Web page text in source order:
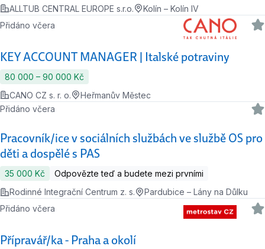
ALLTUB CENTRAL EUROPE s.r.o. Kolín – Kolín IV
KEY ACCOUNT MANAGER | Italské potraviny
Přidáno včera
80 000 ‍–‍ 90 000 Kč
CANO CZ s. r. o.
Heřmanův Městec
Pracovník/ice v sociálních službách ve službě OS pro
děti a dospělé s PAS
Přidáno včera
35 000 Kč
Odpovězte teď a budete mezi prvními
Rodinné Integrační Centrum z. s.
Pardubice – Lány na Důlku
Přípravář/ka - Praha a okolí
Přidáno včera